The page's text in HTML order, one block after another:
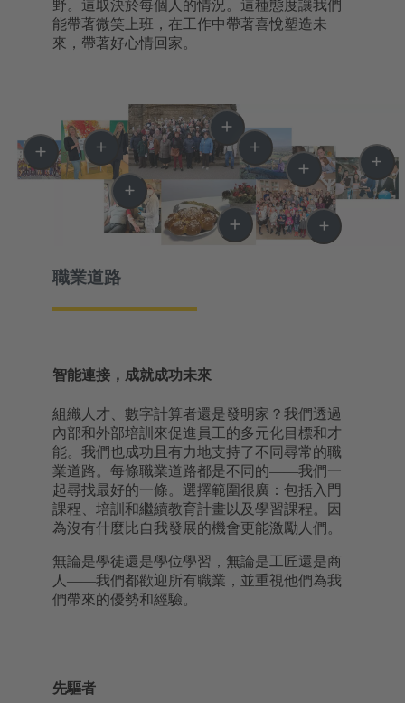
野。這取決於每個人的情況。這種態度讓我們
能帶著微笑上班，在工作中帶著喜悅塑造未
來，帶著好心情回家。
職業道路
智能連接，成就成功未來
組織人才、數字計算者還是發明家？我們透過
內部和外部培訓來促進員工的多元化目標和才
能。我們也成功且有力地支持了不同尋常的職
業道路。每條職業道路都是不同的——我們一
起尋找最好的一條。選擇範圍很廣：包括入門
課程、培訓和繼續教育計畫以及學習課程。因
為沒有什麼比自我發展的機會更能激勵人們。
無論是學徒還是學位學習，無論是工匠還是商
人——我們都歡迎所有職業，並重視他們為我
們帶來的優勢和經驗。
先驅者